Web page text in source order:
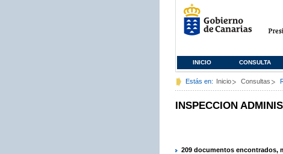
INICIO CONSULTA
Estás en: Inicio Consultas
INSPECCION
209 documentos encontrados,